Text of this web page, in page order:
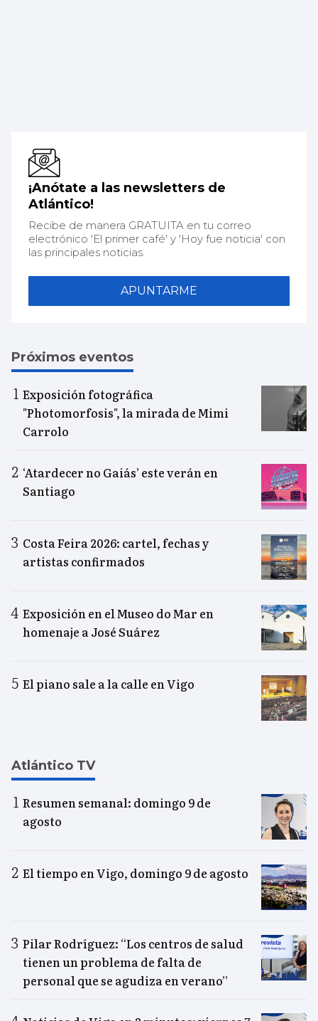
¡Anótate a las newsletters de
Atlántico!
Recibe de manera GRATUITA en tu correo
electrónico 'El primer café' y 'Hoy fue noticia' con
las principales noticias.
APUNTARME
Próximos eventos
Exposición fotográfica
"Photomorfosis", la mirada de Mimi
Carrolo
‘Atardecer no Gaiás’ este verán en
Santiago
Costa Feira 2026: cartel, fechas y
artistas confirmados
Exposición en el Museo do Mar en
homenaje a José Suárez
El piano sale a la calle en Vigo
Atlántico TV
Resumen semanal: domingo 9 de
agosto
El tiempo en Vigo, domingo 9 de agosto
Pilar Rodríguez: “Los centros de salud
tienen un problema de falta de
personal que se agudiza en verano”